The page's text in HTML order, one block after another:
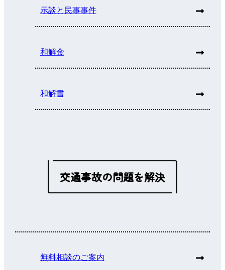
示談と民事事件
和解金
和解書
交通事故の問題を解決
無料相談のご案内